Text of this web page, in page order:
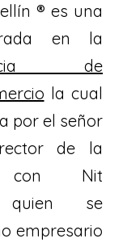
® es una
en la
de
la cual
por el señor
de la
con Nit
se
empresario